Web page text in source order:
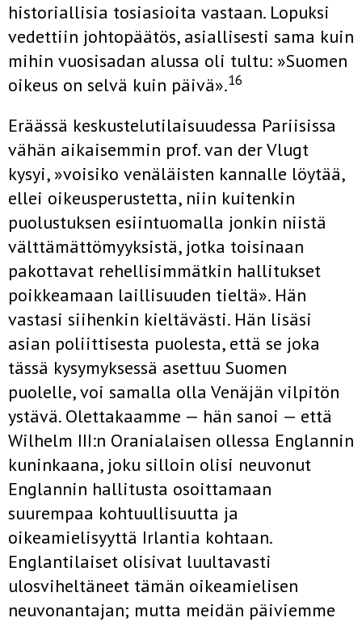
historiallisia tosiasioita vastaan. Lopuksi
vedettiin johtopäätös, asiallisesti sama kuin
mihin vuosisadan alussa oli tultu: »Suomen
oikeus on selvä kuin päivä».16
Eräässä keskustelutilaisuudessa Pariisissa
vähän aikaisemmin prof. van der Vlugt
kysyi, »voisiko venäläisten kannalle löytää,
ellei oikeusperustetta, niin kuitenkin
puolustuksen esiintuomalla jonkin niistä
välttä­mättömyyksistä, jotka toisinaan
pakottavat rehellisimmätkin hallituk­set
poikkeamaan laillisuuden tieltä». Hän
vastasi siihenkin kieltävästi. Hän lisäsi
asian poliittisesta puolesta, että se joka
tässä kysymyk­sessä asettuu Suomen
puolelle, voi samalla olla Venäjän vilpitön
ystävä. Olettakaamme — hän sanoi — että
Wilhelm III:n Oranialaisen ollessa Englannin
kuninkaana, joku silloin olisi neuvonut
Englannin hallitusta osoittamaan
suurempaa kohtuullisuutta ja
oikeamielisyyttä Irlantia kohtaan.
Englantilaiset olisivat luultavasti
ulosviheltäneet tämän oi­keamielisen
neuvonantajan; mutta meidän päiviemme